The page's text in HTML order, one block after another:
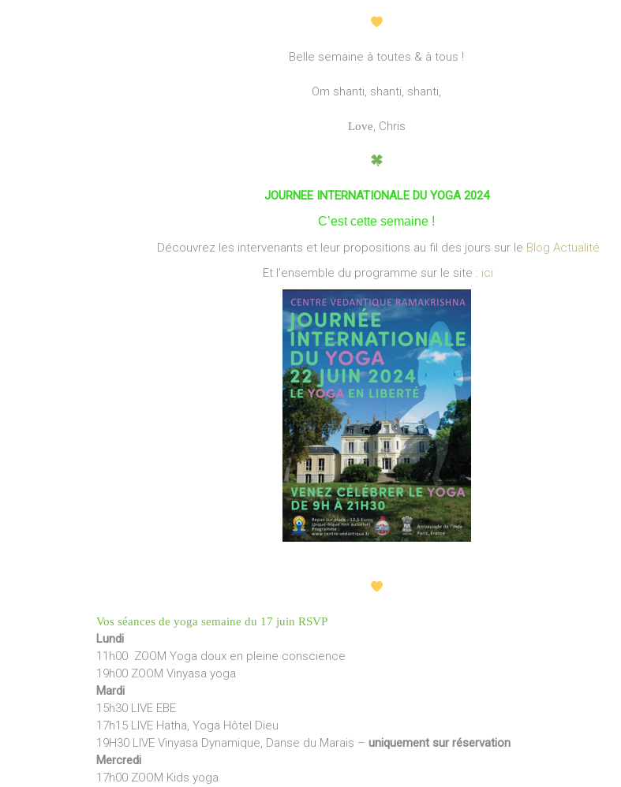
Belle semaine à toutes & à tous !
Om shanti, shanti, shanti,
Love, Chris
JOURNEE INTERNATIONALE DU YOGA 2024
C’est cette semaine !
Découvrez les intervenants et leur propositions au fil des jours sur le Blog Actualité
Et l’ensemble du programme sur le site : ici
Vos séances de yoga semaine du 17 juin RSVP
Lundi
11h00 ZOOM Yoga doux en pleine conscience
19h00 ZOOM Vinyasa yoga
Mardi
15h30 LIVE EBE
17h15 LIVE Hatha, Yoga Hôtel Dieu
19H30 LIVE Vinyasa Dynamique, Danse du Marais – uniquement sur réservation
Mercredi
17h00 ZOOM Kids yoga